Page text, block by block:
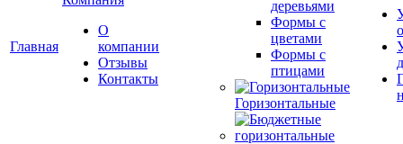
Главная
О
компании
Отзывы
Контакты
деревьями
Формы с
цветами
Формы с
птицами
Горизонтальные